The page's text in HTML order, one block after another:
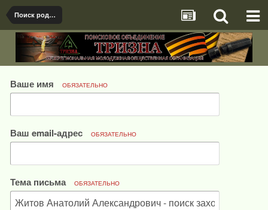
Поиск родственников бойцов РККА, найденных и опознанных поисковиками
Ваше имя ОБЯЗАТЕЛЬНО
Ваш email-адрес ОБЯЗАТЕЛЬНО
Тема письма ОБЯЗАТЕЛЬНО